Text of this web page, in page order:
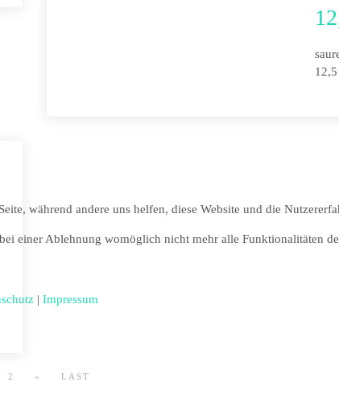
2 » LAST
während andere uns helfen, diese Website und die
einer Ablehnung womöglich nicht mehr alle Funktionalitäten
| Impressum